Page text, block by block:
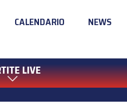
CALENDARIO NEWS
LIVE